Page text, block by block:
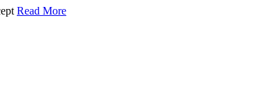
Read More